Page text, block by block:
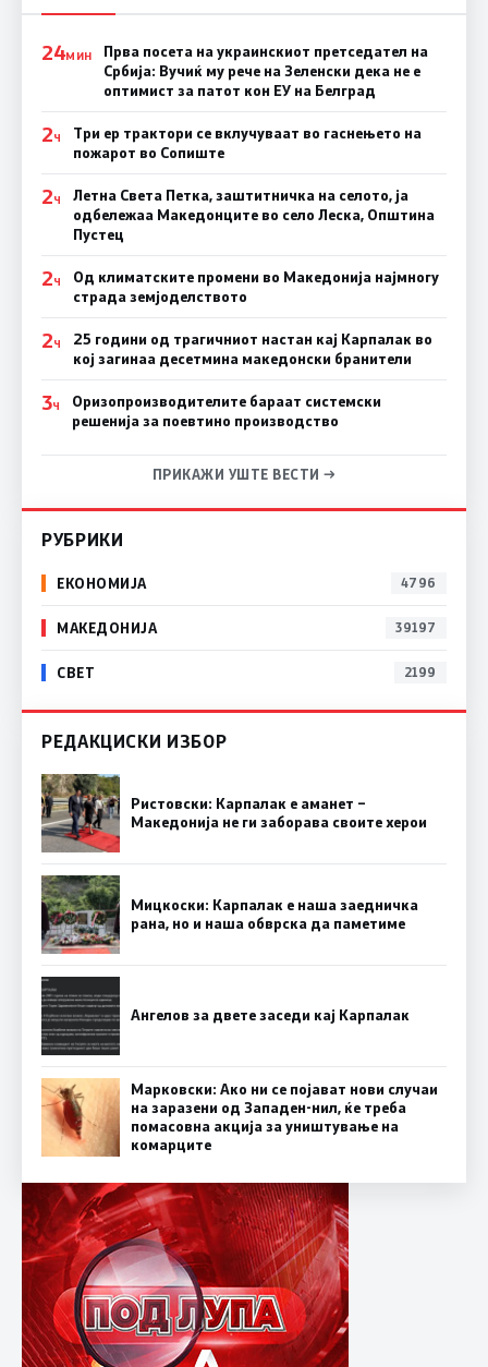
24МИН
Прва посета на украинскиот претседател на
Србија: Вучиќ му рече на Зеленски дека не е
оптимист за патот кон ЕУ на Белград
2Ч
Три ер трактори се вклучуваат во гаснењето на
пожарот во Сопиште
2Ч
Летна Света Петка, заштитничка на селото, ја
одбележаа Македонците во село Леска, Општина
Пустец
2Ч
Од климатските промени во Македонија најмногу
страда земјоделството
2Ч
25 години од трагичниот настан кај Карпалак во
кој загинаа десетмина македонски бранители
3Ч
Оризопроизводителите бараат системски
решенија за поевтино производство
ПРИКАЖИ УШТЕ ВЕСТИ →
РУБРИКИ
ЕКОНОМИЈА 4796
МАКЕДОНИЈА 39197
СВЕТ 2199
РЕДАКЦИСКИ ИЗБОР
Ристовски: Карпалак е аманет –
Македонија не ги заборава своите херои
Мицкоски: Карпалак е наша заедничка
рана, но и наша обврска да паметиме
Ангелов за двете заседи кај Карпалак
Марковски: Ако ни се појават нови случаи
на заразени од Западен-нил, ќе треба
помасовна акција за уништување на
комарците